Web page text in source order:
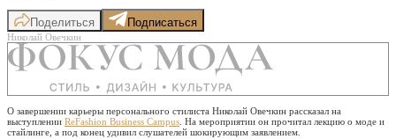
Поделиться Подписаться
Николай Овечкин
О завершении карьеры персонального стилиста Николай Овечкин рассказал на
выступлении ReFashion Business Campus . На мероприятии он прочитал лекцию о моде и
стайлинге, а под конец удивил слушателей шокирующим заявлением.